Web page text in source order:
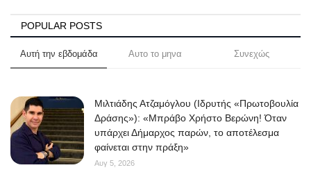
POPULAR POSTS
Αυτή την εβδομάδα Αυτο το μηνα Συνεχώς
Μιλτιάδης Ατζαμόγλου (Ιδρυτής «Πρωτοβουλία
Δράσης»): «Μπράβο Χρήστο Βερώνη! Όταν
υπάρχει Δήμαρχος παρών, το αποτέλεσμα
φαίνεται στην πράξη»
Αυγ 5, 2026